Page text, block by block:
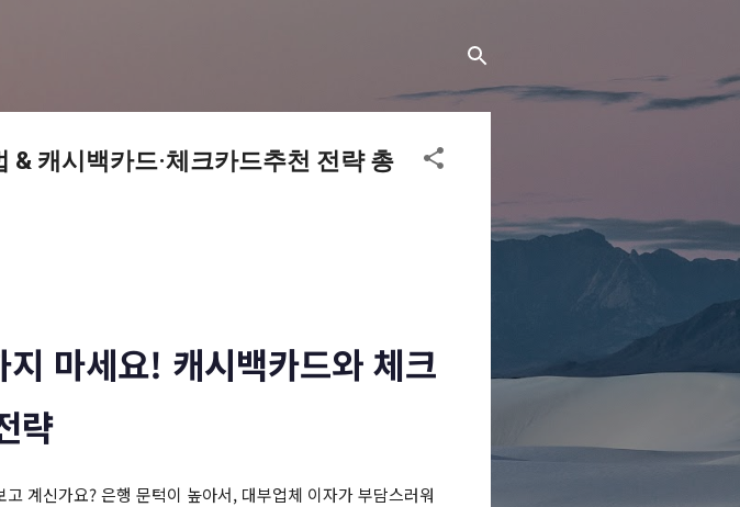
캐시백카드·체크카드추천 전략 총
마세요! 캐시백카드와 체크
략
고 계신가요? 은행 문턱이 높아서, 대부업체 이자가 부담스러워